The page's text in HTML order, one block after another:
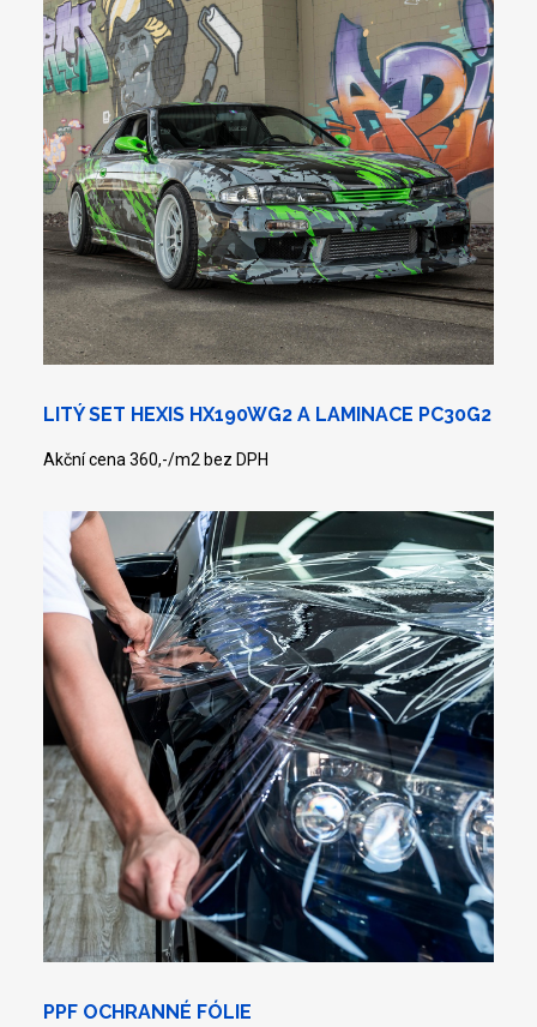
LITÝ SET HEXIS HX190WG2 A LAMINACE PC30G2
Akční cena 360,-/m2 bez DPH
PPF OCHRANNÉ FÓLIE